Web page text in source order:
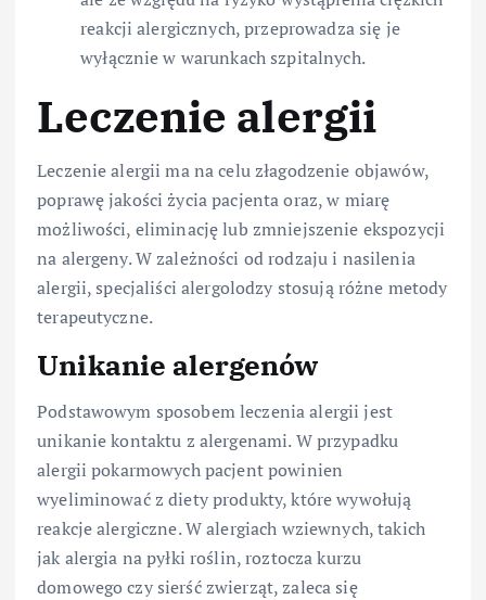
reakcji alergicznych, przeprowadza się je
wyłącznie w warunkach szpitalnych.
Leczenie alergii
Leczenie alergii ma na celu złagodzenie objawów,
poprawę jakości życia pacjenta oraz, w miarę
możliwości, eliminację lub zmniejszenie ekspozycji
na alergeny. W zależności od rodzaju i nasilenia
alergii, specjaliści alergolodzy stosują różne metody
terapeutyczne.
Unikanie alergenów
Podstawowym sposobem leczenia alergii jest
unikanie kontaktu z alergenami. W przypadku
alergii pokarmowych pacjent powinien
wyeliminować z diety produkty, które wywołują
reakcje alergiczne. W alergiach wziewnych, takich
jak alergia na pyłki roślin, roztocza kurzu
domowego czy sierść zwierząt, zaleca się